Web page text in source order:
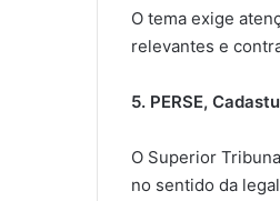
O tema exige
relevantes e
5. PERSE,
O Superior
no sentido da